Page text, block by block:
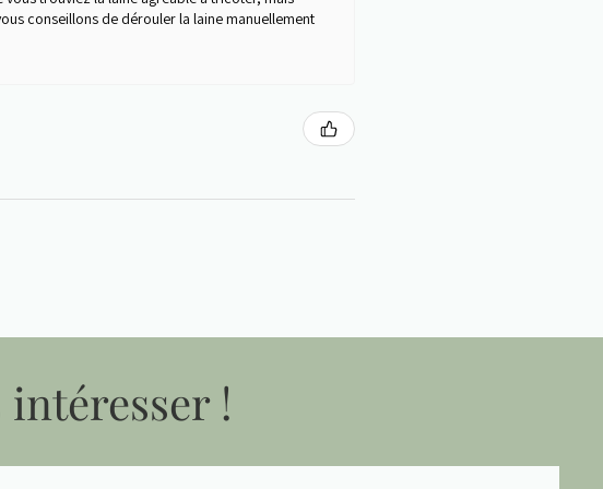
conseillons de dérouler la laine manuellement
intéresser !